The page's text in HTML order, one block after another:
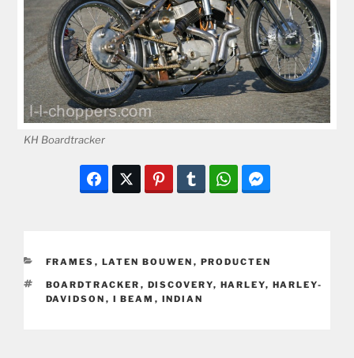
KH Boardtracker
CATEGORIEËN
FRAMES , LATEN BOUWEN , PRODUCTEN
TAGS
BOARDTRACKER , DISCOVERY, HARLEY, HARLEY-
DAVIDSON , I BEAM , INDIAN